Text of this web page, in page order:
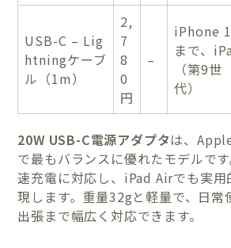
USB-C – Lig
htningケーブ
ル（1m）
2,
7
8
0
円
–
iPhone
まで、
（第9世
代）
20W USB-C電源アダプタは、
で最もバランスに優れたモデルで
速充電に対応し、iPad Airでも実用
現します。重量32gと軽量で、日常
出張まで幅広く対応できます。